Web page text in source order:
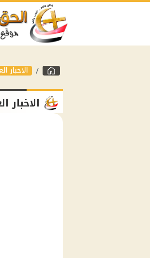
الاخبار
الاخبار